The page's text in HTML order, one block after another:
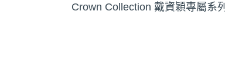
Crown Collection 戴資穎專屬系列